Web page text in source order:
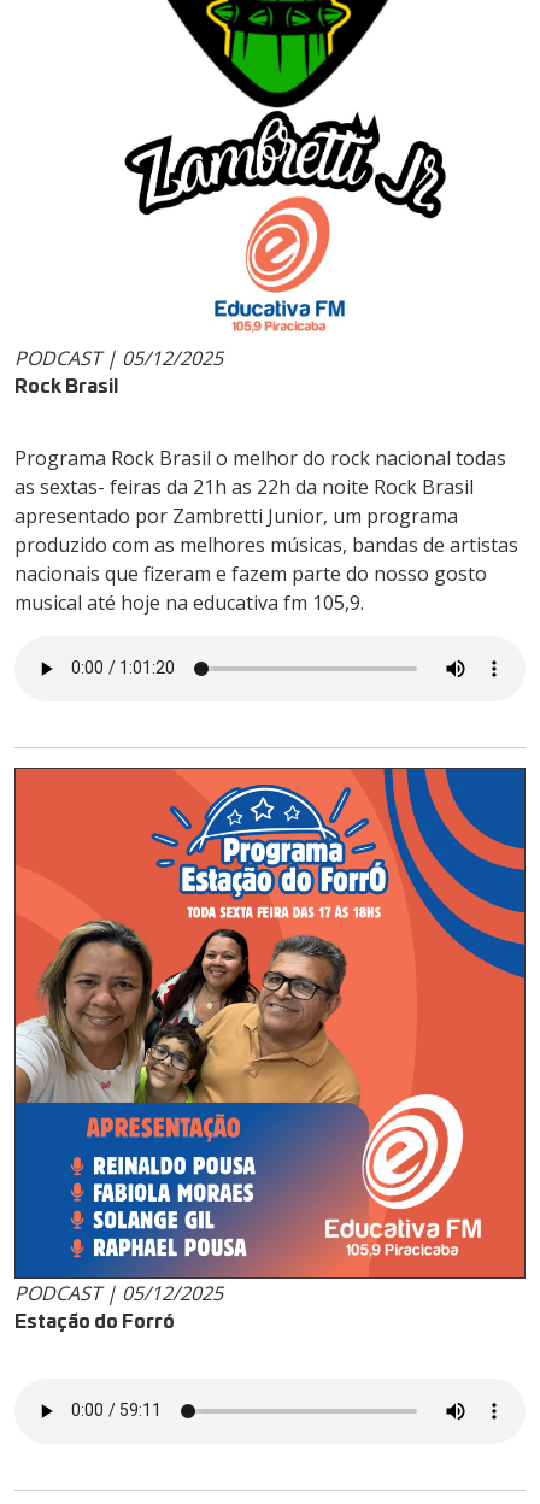
PODCAST | 05/12/2025
Rock Brasil
Programa Rock Brasil o melhor do rock nacional todas
as sextas- feiras da 21h as 22h da noite Rock Brasil
apresentado por Zambretti Junior, um programa
produzido com as melhores músicas, bandas de artistas
nacionais que fizeram e fazem parte do nosso gosto
musical até hoje na educativa fm 105,9.
PODCAST | 05/12/2025
Estação do Forró